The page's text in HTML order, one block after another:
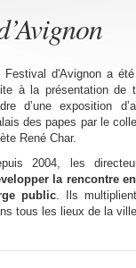
Festival d'Avignon a
à la présentation de
d’une exposition
des papes par le
René Char.
2004, les
la rencontre
public. Ils
tous les lieux de la